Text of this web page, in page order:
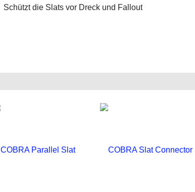
Schützt die Slats vor Dreck und Fallout